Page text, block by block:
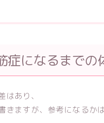
症になるまでの
はあり、
きますが、参考になるか